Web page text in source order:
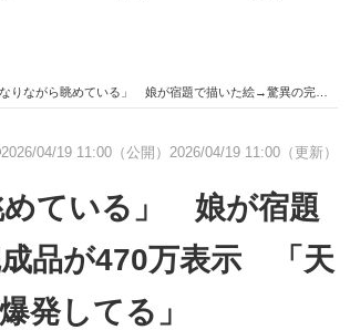
経営リー
IT製品の技術・比較・事例 製造業の
ら眺めている」 娘が宿題で描いた絵→驚異の完成品が470万表示 「天才少女か！」「才能が爆発してる」
2026/04/19 11:00（公開） 2026/04/19 11:00（更新）
めている」 娘が宿題
品が470万表示 「天
発してる」